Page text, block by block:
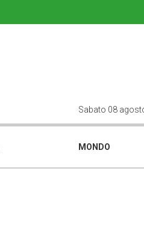
Sabato 08
MONDO